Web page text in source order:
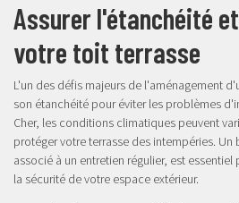
Assurer l'étanchéité
votre toit terrasse
L'un des défis majeurs de l'aménagement
son étanchéité pour éviter les problèmes
Cher, les conditions climatiques peuvent
protéger votre terrasse des intempéries.
associé à un entretien régulier, est
la sécurité de votre espace extérieur.